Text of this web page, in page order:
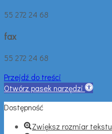
55 272 24 68
fax
55 272 24 68
Przejdź do treści
Otwórz pasek narzędzi
Dostępność
Zwiększ rozmiar tekstu